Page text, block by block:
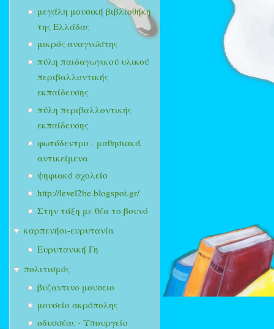
μεγάλη μουσική βιβλιοθήκη
της Ελλάδας
μικρός αναγνώστης
πύλη παιδαγωγικού υλικού
περιβαλλοντικής
εκπαίδευσης
πύλη περιβαλλοντικής
εκπαίδευσης
φωτόδεντρο - μαθησιακά
αντικείμενα
ψηφιακό σχολείο
http://level2be.blogspot.gr/
Στην τάξη με θέα το βουνό
καρπενήσι-ευρυτανία
Ευρυτανική Γη
πολιτισμός
βυζαντινο μουσειο
μουσείο ακρόπολης
οδυσσέας - Υπουργείο